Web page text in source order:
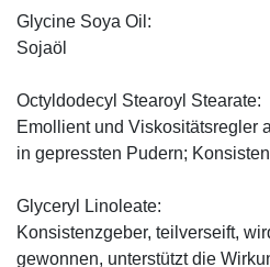
Glycine Soya Oil:
Sojaöl
Octyldodecyl Stearoyl Stearate:
Emollient und Viskositätsregler
in gepressten Pudern;
Glyceryl Linoleate:
Konsistenzgeber, teilverseift,
gewonnen, unterstützt die